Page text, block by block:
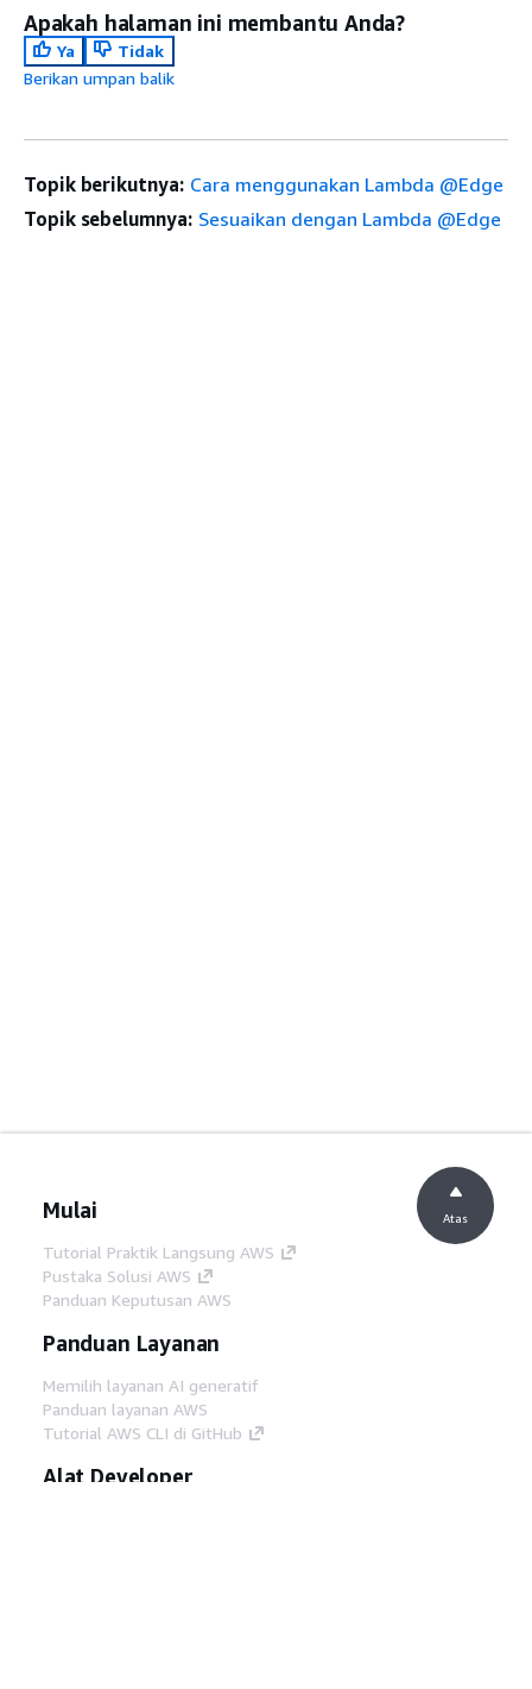
Apakah halaman ini membantu Anda?
Ya
Tidak
Berikan umpan balik
Topik berikutnya: Cara menggunakan Lambda @Edge
Topik sebelumnya: Sesuaikan dengan Lambda @Edge
Mulai
Tutorial Praktik Langsung AWS
Pustaka Solusi AWS
Panduan Keputusan AWS
Panduan Layanan
Memilih layanan AI generatif
Panduan layanan AWS
Tutorial AWS CLI di GitHub
Alat Developer
Atas